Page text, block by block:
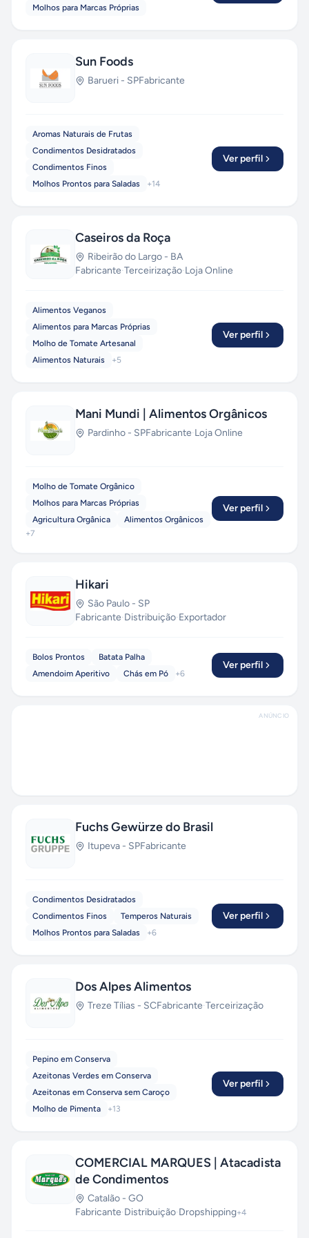
Molhos para Marcas Próprias
Sun Foods
Barueri - SPFabricante
Aromas Naturais de Frutas
Condimentos Desidratados
Condimentos Finos
Molhos Prontos para Saladas
+14
Ver perfil
Caseiros da Roça
Ribeirão do Largo - BA
Fabricante·Terceirização·Loja Online
Alimentos Veganos
Alimentos para Marcas Próprias
Molho de Tomate Artesanal
Alimentos Naturais
+5
Ver perfil
Mani Mundi | Alimentos Orgânicos
Pardinho - SPFabricante·Loja Online
Molho de Tomate Orgânico
Molhos para Marcas Próprias
Agricultura Orgânica
Alimentos Orgânicos
+7
Ver perfil
Hikari
São Paulo - SP
Fabricante·Distribuição·Exportador
Bolos Prontos
Batata Palha
Amendoim Aperitivo
Chás em Pó +6
Ver perfil
ANÚNCIO
Fuchs Gewürze do Brasil
Itupeva - SPFabricante
Condimentos Desidratados
Condimentos Finos
Temperos Naturais
Molhos Prontos para Saladas
+6
Ver perfil
Dos Alpes Alimentos
Treze Tílias - SCFabricante·Terceirização
Pepino em Conserva
Azeitonas Verdes em Conserva
Azeitonas em Conserva sem Caroço
Molho de Pimenta
+13
Ver perfil
COMERCIAL MARQUES | Atacadista
de Condimentos
Catalão - GO
Fabricante·Distribuição·Dropshipping+4